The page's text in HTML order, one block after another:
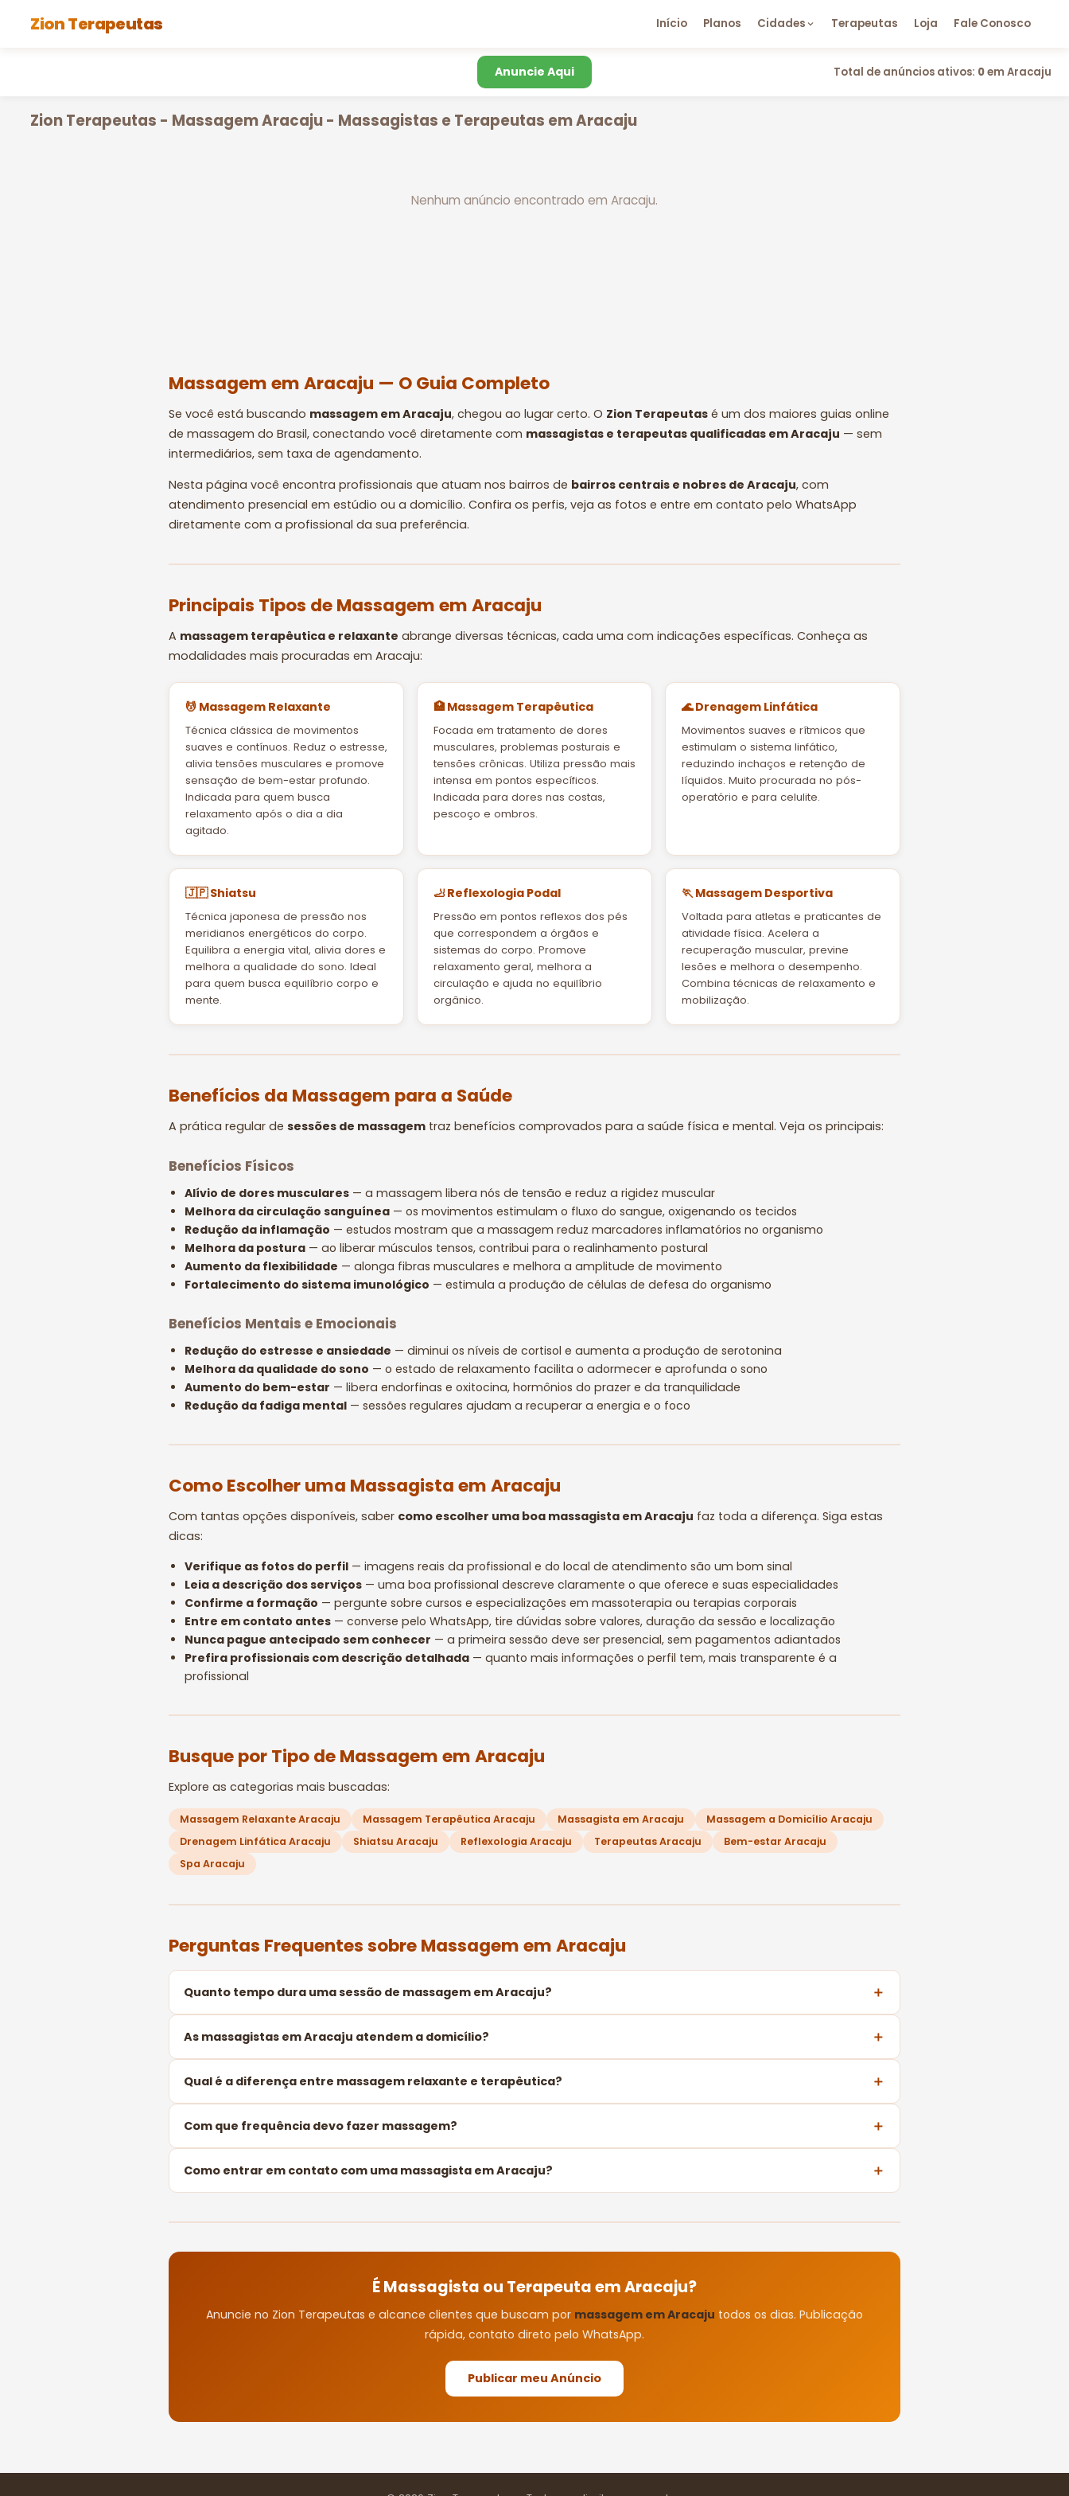
Zion Terapeutas Início Planos Cidades Terapeutas Loja Fale Conosco
Anuncie Aqui Total de anúncios ativos: 0em Aracaju
Zion Terapeutas - Massagem Aracaju - Massagistas e Terapeutas em Aracaju
Nenhum anúncio encontrado em Aracaju.
Massagem em Aracaju — O Guia Completo
Se você está buscando massagem em Aracaju, chegou ao lugar certo. O Zion Terapeutas é um dos maiores guias online
de massagem do Brasil, conectando você diretamente com massagistas e terapeutas qualificadas em Aracaju — sem
intermediários, sem taxa de agendamento.
Nesta página você encontra profissionais que atuam nos bairros de bairros centrais e nobres de Aracaju, com
atendimento presencial em estúdio ou a domicílio. Confira os perfis, veja as fotos e entre em contato pelo WhatsApp
diretamente com a profissional da sua preferência.
Principais Tipos de Massagem em Aracaju
A massagem terapêutica e relaxante abrange diversas técnicas, cada uma com indicações específicas. Conheça as
modalidades mais procuradas em Aracaju:
💆 Massagem Relaxante
Técnica clássica de movimentos
suaves e contínuos. Reduz o estresse,
alivia tensões musculares e promove
sensação de bem-estar profundo.
Indicada para quem busca
relaxamento após o dia a dia
agitado.
🏥 Massagem Terapêutica
Focada em tratamento de dores
musculares, problemas posturais e
tensões crônicas. Utiliza pressão mais
intensa em pontos específicos.
Indicada para dores nas costas,
pescoço e ombros.
🌊 Drenagem Linfática
Movimentos suaves e rítmicos que
estimulam o sistema linfático,
reduzindo inchaços e retenção de
líquidos. Muito procurada no pós-
operatório e para celulite.
🇯🇵 Shiatsu
Técnica japonesa de pressão nos
meridianos energéticos do corpo.
Equilibra a energia vital, alivia dores e
melhora a qualidade do sono. Ideal
para quem busca equilíbrio corpo e
mente.
🦶 Reflexologia Podal
Pressão em pontos reflexos dos pés
que correspondem a órgãos e
sistemas do corpo. Promove
relaxamento geral, melhora a
circulação e ajuda no equilíbrio
orgânico.
🏃 Massagem Desportiva
Voltada para atletas e praticantes de
atividade física. Acelera a
recuperação muscular, previne
lesões e melhora o desempenho.
Combina técnicas de relaxamento e
mobilização.
Benefícios da Massagem para a Saúde
A prática regular de sessões de massagem traz benefícios comprovados para a saúde física e mental. Veja os principais:
Benefícios Físicos
Alívio de dores musculares — a massagem libera nós de tensão e reduz a rigidez muscular
Melhora da circulação sanguínea — os movimentos estimulam o fluxo do sangue, oxigenando os tecidos
Redução da inflamação — estudos mostram que a massagem reduz marcadores inflamatórios no organismo
Melhora da postura — ao liberar músculos tensos, contribui para o realinhamento postural
Aumento da flexibilidade — alonga fibras musculares e melhora a amplitude de movimento
Fortalecimento do sistema imunológico — estimula a produção de células de defesa do organismo
Benefícios Mentais e Emocionais
Redução do estresse e ansiedade — diminui os níveis de cortisol e aumenta a produção de serotonina
Melhora da qualidade do sono — o estado de relaxamento facilita o adormecer e aprofunda o sono
Aumento do bem-estar — libera endorfinas e oxitocina, hormônios do prazer e da tranquilidade
Redução da fadiga mental — sessões regulares ajudam a recuperar a energia e o foco
Como Escolher uma Massagista em Aracaju
Com tantas opções disponíveis, saber como escolher uma boa massagista em Aracaju faz toda a diferença. Siga estas
dicas:
Verifique as fotos do perfil — imagens reais da profissional e do local de atendimento são um bom sinal
Leia a descrição dos serviços — uma boa profissional descreve claramente o que oferece e suas especialidades
Confirme a formação — pergunte sobre cursos e especializações em massoterapia ou terapias corporais
Entre em contato antes — converse pelo WhatsApp, tire dúvidas sobre valores, duração da sessão e localização
Nunca pague antecipado sem conhecer — a primeira sessão deve ser presencial, sem pagamentos adiantados
Prefira profissionais com descrição detalhada — quanto mais informações o perfil tem, mais transparente é a
profissional
Busque por Tipo de Massagem em Aracaju
Explore as categorias mais buscadas:
Massagem Relaxante Aracaju Massagem Terapêutica Aracaju Massagista em Aracaju
Massagem a Domicílio Aracaju
Drenagem Linfática Aracaju
Shiatsu Aracaju Reflexologia Aracaju Terapeutas Aracaju
Bem-estar Aracaju
Spa Aracaju
Perguntas Frequentes sobre Massagem em Aracaju
Quanto tempo dura uma sessão de massagem em Aracaju?
As massagistas em Aracaju atendem a domicílio?
Qual é a diferença entre massagem relaxante e terapêutica?
Com que frequência devo fazer massagem?
Como entrar em contato com uma massagista em Aracaju?
É Massagista ou Terapeuta em Aracaju?
Anuncie no Zion Terapeutas e alcance clientes que buscam por massagem em Aracaju todos os dias. Publicação
rápida, contato direto pelo WhatsApp.
Publicar meu Anúncio